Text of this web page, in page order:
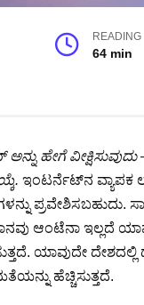
READING
64 min
ಹೇಗೆ
ಇಂಟರ್ನೆಟ್‌ನ ವ್ಯಾಪಕ
ಆಂಟೆನಾ ಇಲ್ಲದೆ
ಯಾವುದೇ
ಹೆಚ್ಚಿಸುತ್ತದೆ.